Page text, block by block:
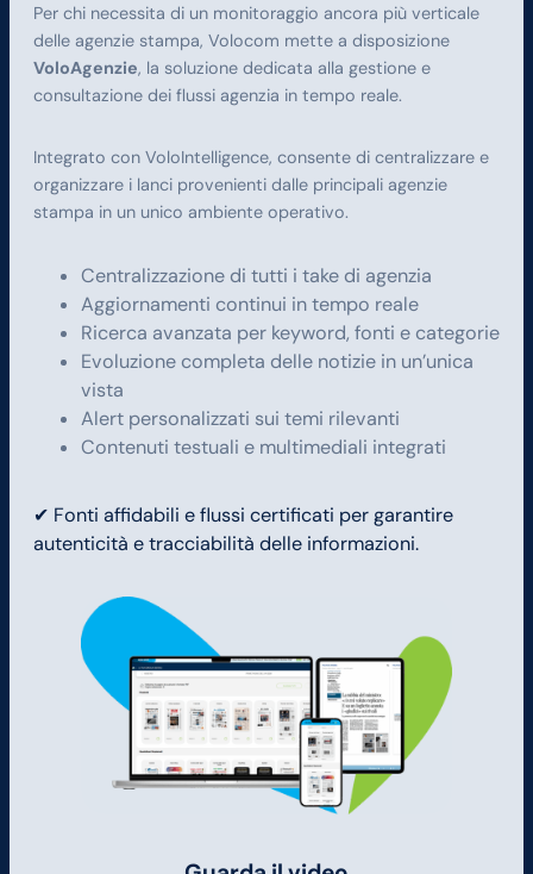
Per chi necessita di un monitoraggio ancora più verticale
delle agenzie stampa, Volocom mette a disposizione
VoloAgenzie, la soluzione dedicata alla gestione e
consultazione dei flussi agenzia in tempo reale.
Integrato con VoloIntelligence, consente di centralizzare e
organizzare i lanci provenienti dalle principali agenzie
stampa in un unico ambiente operativo.
Centralizzazione di tutti i take di agenzia
Aggiornamenti continui in tempo reale
Ricerca avanzata per keyword, fonti e categorie
Evoluzione completa delle notizie in un’unica
vista
Alert personalizzati sui temi rilevanti
Contenuti testuali e multimediali integrati
✔ Fonti affidabili e flussi certificati per garantire
autenticità e tracciabilità delle informazioni.